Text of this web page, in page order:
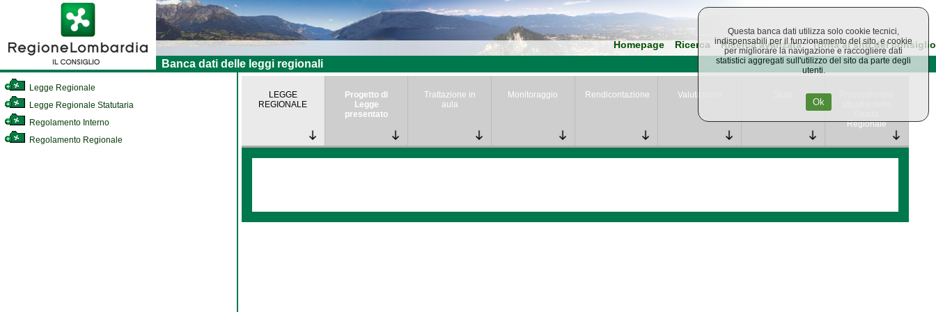
Homepage Ricerca Ricerca avanzata Torna al sito del consiglio
Banca dati delle leggi regionali
Legge Regionale
Legge Regionale Statutaria
Regolamento Interno
Regolamento Regionale
LEGGE
REGIONALE
Progetto di
Legge
presentato
Trattazione in
aula
Monitoraggio Rendicontazione Valutazione
Regionale
Questa banca dati utilizza solo cookie tecnici,
indispensabili per il funzionamento del sito, e cookie
per migliorare la navigazione e raccogliere dati
statistici aggregati sull'utilizzo del sito da parte degli
utenti.
Ok